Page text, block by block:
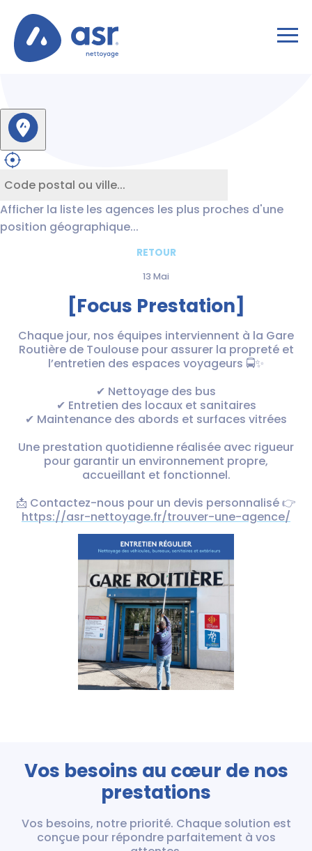
Afficher la liste les agences les plus proches d'une
position géographique...
RETOUR
13 Mai
[Focus Prestation]
Chaque jour, nos équipes interviennent à la Gare
Routière de Toulouse pour assurer la propreté et
l’entretien des espaces voyageurs 🚍✨
✔ Nettoyage des bus
✔ Entretien des locaux et sanitaires
✔ Maintenance des abords et surfaces vitrées
Une prestation quotidienne réalisée avec rigueur
pour garantir un environnement propre,
accueillant et fonctionnel.
📩 Contactez-nous pour un devis personnalisé 👉
https://asr-nettoyage.fr/trouver-une-agence/
Vos besoins au cœur de nos
prestations
Vos besoins, notre priorité. Chaque solution est
conçue pour répondre parfaitement à vos